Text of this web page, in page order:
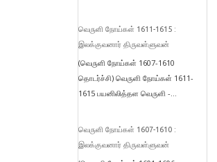
வெருளி நோய்கள் 1611-1615 :
இலக்குவனார் திருவள்ளுவன்
(வெருளி நோய்கள் 1607-1610
தொடர்ச்சி) வெருளி நோய்கள் 1611-
1615 பயனிலித்தள வெருளி -...
வெருளி நோய்கள் 1607-1610 :
இலக்குவனார் திருவள்ளுவன்